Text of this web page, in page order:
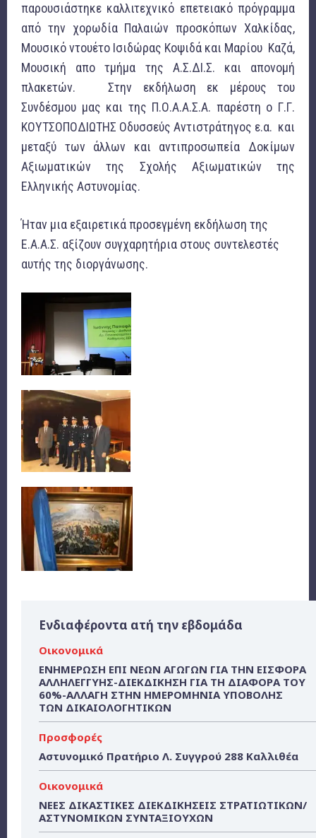
παρουσιάστηκε καλλιτεχνικό επετειακό πρόγραμμα
από την χορωδία Παλαιών προσκόπων Χαλκίδας,
Μουσικό ντουέτο Ισιδώρας Κοψιδά και Μαρίου Καζά,
Μουσική απο τμήμα της Α.Σ.ΔΙ.Σ. και απονομή
πλακετών. Στην εκδήλωση εκ μέρους του
Συνδέσμου μας και της Π.Ο.Α.Α.Σ.Α. παρέστη ο Γ.Γ.
ΚΟΥΤΣΟΠΟΔΙΩΤΗΣ Οδυσσεύς Αντιστράτηγος ε.α. και
μεταξύ των άλλων και αντιπροσωπεία Δοκίμων
Αξιωματικών της Σχολής Αξιωματικών της
Ελληνικής Αστυνομίας.
Ήταν μια εξαιρετικά προσεγμένη εκδήλωση της
Ε.Α.Α.Σ. αξίζουν συγχαρητήρια στους συντελεστές
αυτής της διοργάνωσης.
Ενδιαφέροντα ατή την εβδομάδα
Οικονομικά
ΕΝΗΜΕΡΩΣΗ ΕΠΙ ΝΕΩΝ ΑΓΩΓΩΝ ΓΙΑ ΤΗΝ ΕΙΣΦΟΡΑ
ΑΛΛΗΛΕΓΓΥΗΣ-ΔΙΕΚΔΙΚΗΣΗ ΓΙΑ ΤΗ ΔΙΑΦΟΡΑ ΤΟΥ
60%-ΑΛΛΑΓΗ ΣΤΗΝ ΗΜΕΡΟΜΗΝΙΑ ΥΠΟΒΟΛΗΣ
ΤΩΝ ΔΙΚΑΙΟΛΟΓΗΤΙΚΩΝ
Προσφορές
Αστυνομικό Πρατήριο Λ. Συγγρού 288 Καλλιθέα
Οικονομικά
ΝΕΕΣ ΔΙΚΑΣΤΙΚΕΣ ΔΙΕΚΔΙΚΗΣΕΙΣ ΣΤΡΑΤΙΩΤΙΚΩΝ/
ΑΣΤΥΝΟΜΙΚΩΝ ΣΥΝΤΑΞΙΟΥΧΩΝ